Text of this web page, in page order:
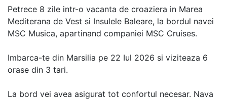
Petrece 8 zile intr-o vacanta de croaziera in Marea
Mediterana de Vest si Insulele Baleare, la bordul navei
MSC Musica, apartinand companiei MSC Cruises.
Imbarca-te din Marsilia pe 22 Iul 2026 si viziteaza 6
orase din 3 tari.
La bord vei avea asigurat tot confortul necesar. Nava